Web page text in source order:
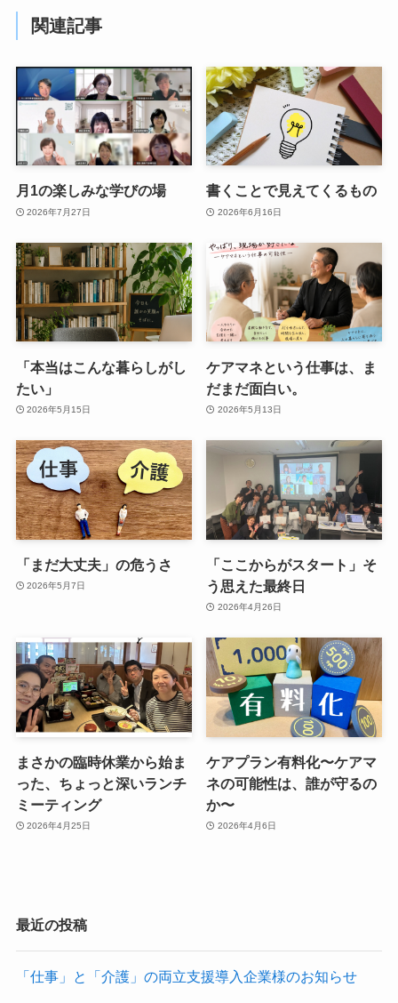
関連記事
月1の楽しみな学びの場
2026年7月27日
書くことで見えてくるもの
2026年6月16日
「本当はこんな暮らしがし
たい」
2026年5月15日
ケアマネという仕事は、ま
だまだ面白い。
2026年5月13日
「まだ大丈夫」の危うさ
2026年5月7日
「ここからがスタート」そ
う思えた最終日
2026年4月26日
まさかの臨時休業から始ま
った、ちょっと深いランチ
ミーティング
2026年4月25日
ケアプラン有料化〜ケアマ
ネの可能性は、誰が守るの
か〜
2026年4月6日
最近の投稿
「仕事」と「介護」の両立支援導入企業様のお知らせ